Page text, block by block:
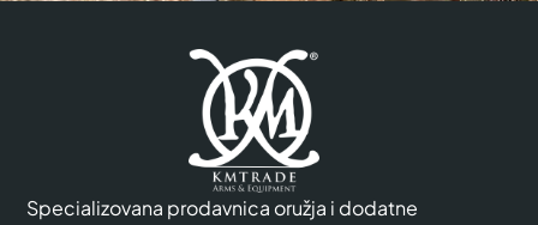
Specializovana prodavnica oružja i dodatne